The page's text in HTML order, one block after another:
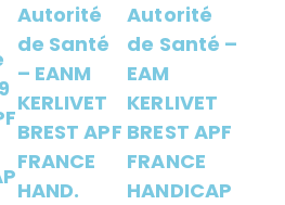
Autorité
de Santé
– EANM
KERLIVET
BREST APF
FRANCE
HAND.
Autorité
de Santé –
EAM
KERLIVET
BREST APF
FRANCE
HANDICAP